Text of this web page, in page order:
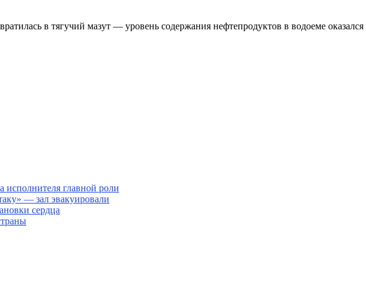
в тягучий мазут — уровень содержания нефтепродуктов в водоеме
исполнителя главной роли
— зал эвакуировали
сердца